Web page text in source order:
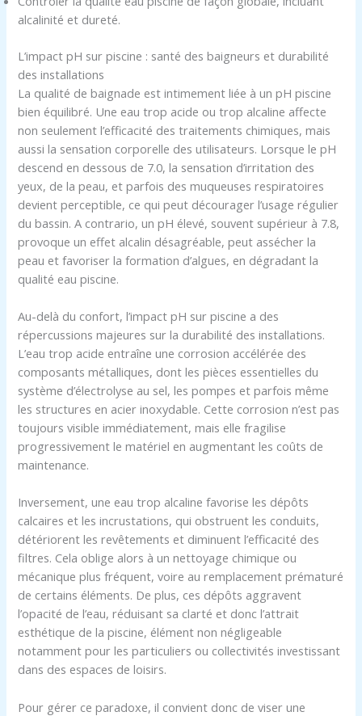
alcalinité et dureté.
L’impact pH sur piscine : santé des baigneurs et durabilité
des installations
La qualité de baignade est intimement liée à un pH piscine
bien équilibré. Une eau trop acide ou trop alcaline affecte
non seulement l’efficacité des traitements chimiques, mais
aussi la sensation corporelle des utilisateurs. Lorsque le pH
descend en dessous de 7.0, la sensation d’irritation des
yeux, de la peau, et parfois des muqueuses respiratoires
devient perceptible, ce qui peut décourager l’usage régulier
du bassin. A contrario, un pH élevé, souvent supérieur à 7.8,
provoque un effet alcalin désagréable, peut assécher la
peau et favoriser la formation d’algues, en dégradant la
qualité eau piscine.
Au-delà du confort, l’impact pH sur piscine a des
répercussions majeures sur la durabilité des installations.
L’eau trop acide entraîne une corrosion accélérée des
composants métalliques, dont les pièces essentielles du
système d’électrolyse au sel, les pompes et parfois même
les structures en acier inoxydable. Cette corrosion n’est pas
toujours visible immédiatement, mais elle fragilise
progressivement le matériel en augmentant les coûts de
maintenance.
Inversement, une eau trop alcaline favorise les dépôts
calcaires et les incrustations, qui obstruent les conduits,
détériorent les revêtements et diminuent l’efficacité des
filtres. Cela oblige alors à un nettoyage chimique ou
mécanique plus fréquent, voire au remplacement prématuré
de certains éléments. De plus, ces dépôts aggravent
l’opacité de l’eau, réduisant sa clarté et donc l’attrait
esthétique de la piscine, élément non négligeable
notamment pour les particuliers ou collectivités investissant
dans des espaces de loisirs.
Pour gérer ce paradoxe, il convient donc de viser une